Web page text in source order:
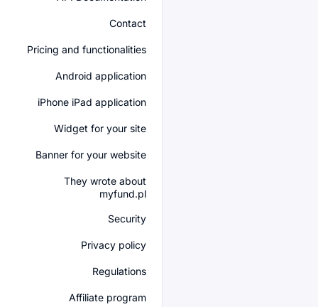
Contact
Pricing and functionalities
Android application
iPhone iPad application
Widget for your site
Banner for your website
They wrote about
myfund.pl
Security
Privacy policy
Regulations
Affiliate program